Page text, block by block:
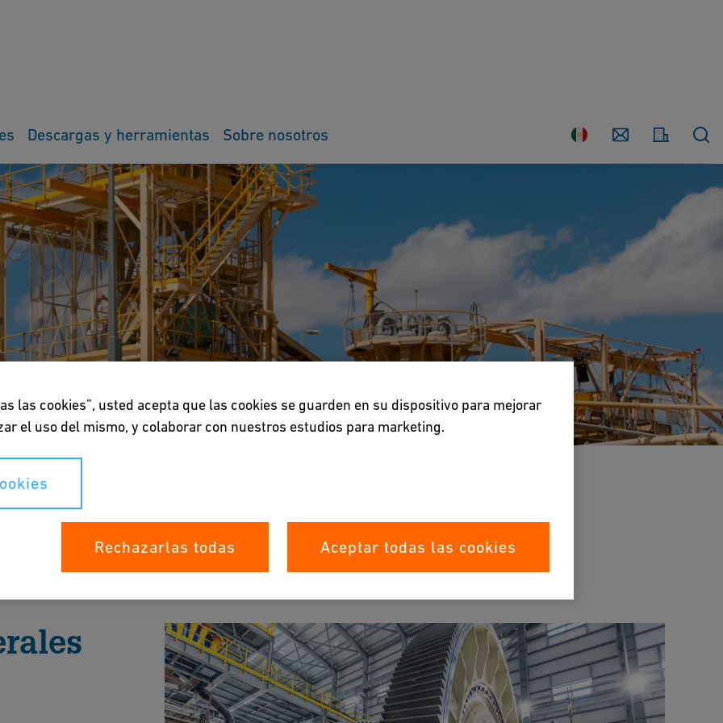
Contáctenos
Descargas y herramientas Sobre nosotros
reduce el impacto ambiental y los costos.
las cookies”, usted acepta que las cookies se guarden en su dispositivo para mejorar
el uso del mismo, y colaborar con nuestros estudios para marketing.
Rechazarlas todas Aceptar todas las cookies